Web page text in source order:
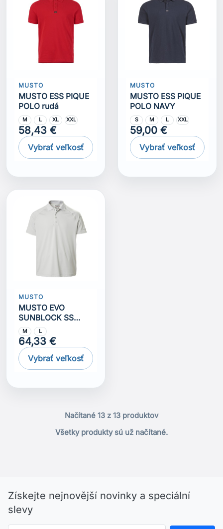
MUSTO
MUSTO ESS PIQUE
POLO rudá
M L XL XXL
58,43 €
Vybrať veľkosť
MUSTO
MUSTO ESS PIQUE
POLO NAVY
S M L XXL
59,00 €
Vybrať veľkosť
MUSTO
MUSTO EVO
SUNBLOCK SS
POLO 2.0
M L
64,33 €
Vybrať veľkosť
Načítané 13 z 13 produktov
Všetky produkty sú už načítané.
Získejte nejnovější novinky a speciální
slevy